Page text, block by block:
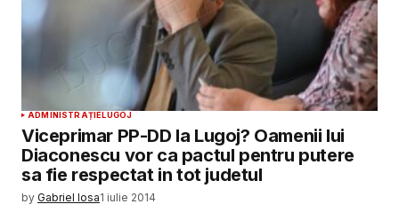
ADMINISTRAȚIELUGOJ
Viceprimar PP-DD la Lugoj? Oamenii lui
Diaconescu vor ca pactul pentru putere
sa fie respectat in tot judetul
by Gabriel Iosa1 iulie 2014